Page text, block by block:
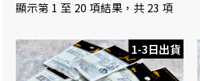
顯示第 1 至 20 項結果，共 23 項
1-3日出貨